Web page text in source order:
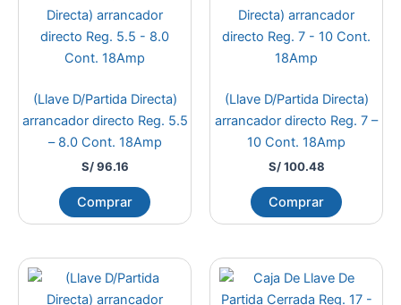
(Llave D/Partida Directa)
arrancador directo Reg. 5.5
– 8.0 Cont. 18Amp
S/96.16
Comprar
(Llave D/Partida Directa)
arrancador directo Reg. 7 –
10 Cont. 18Amp
S/100.48
Comprar